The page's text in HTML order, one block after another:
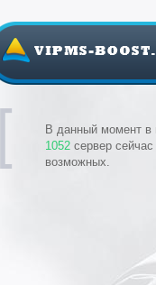
В данный момент в
1052 сервер
возможных.